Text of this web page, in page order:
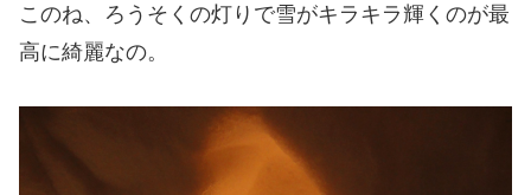
このね、ろうそくの灯りで雪がキラキラ輝くのが最
高に綺麗なの。